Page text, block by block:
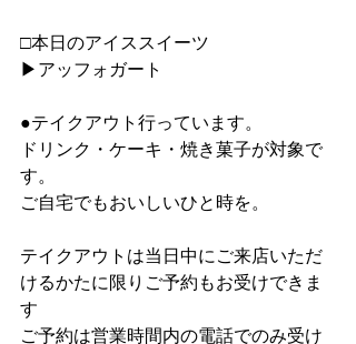
□本日のアイススイーツ
▶︎アッフォガート
●テイクアウト行っています。
ドリンク・ケーキ・焼き菓子が対象で
す。
ご自宅でもおいしいひと時を。
テイクアウトは当日中にご来店いただ
けるかたに限りご予約もお受けできま
す
ご予約は営業時間内の電話でのみ受け